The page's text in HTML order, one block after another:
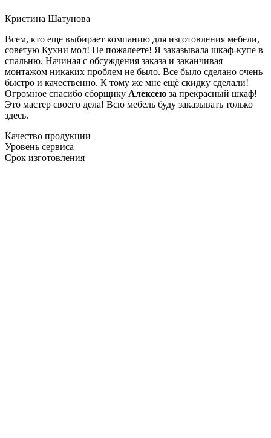
Кристина Шатунова
Всем, кто еще выбирает компанию для изготовления мебели,
советую Кухни мол! Не пожалеете! Я заказывала шкаф-купе в
спальню. Начиная с обсуждения заказа и заканчивая
монтажом никаких проблем не было. Все было сделано очень
быстро и качественно. К тому же мне ещё скидку сделали!
Огромное спасибо сборщику Алексею за прекрасный шкаф!
Это мастер своего дела! Всю мебель буду заказывать только
здесь.
Качество продукции
Уровень сервиса
Срок изготовления